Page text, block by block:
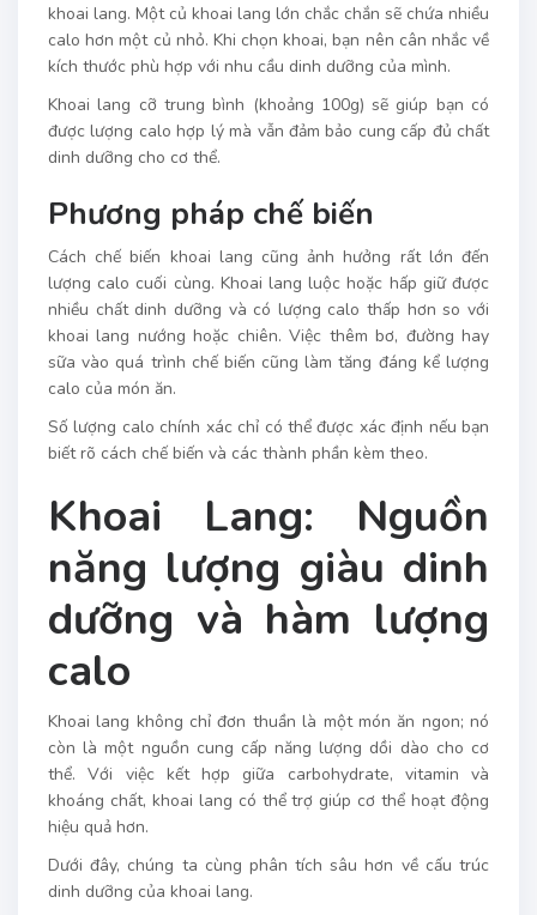
khoai lang. Một củ khoai lang lớn chắc chắn sẽ chứa nhiều
calo hơn một củ nhỏ. Khi chọn khoai, bạn nên cân nhắc về
kích thước phù hợp với nhu cầu dinh dưỡng của mình.
Khoai lang cỡ trung bình (khoảng 100g) sẽ giúp bạn có
được lượng calo hợp lý mà vẫn đảm bảo cung cấp đủ chất
dinh dưỡng cho cơ thể.
Phương pháp chế biến
Cách chế biến khoai lang cũng ảnh hưởng rất lớn đến
lượng calo cuối cùng. Khoai lang luộc hoặc hấp giữ được
nhiều chất dinh dưỡng và có lượng calo thấp hơn so với
khoai lang nướng hoặc chiên. Việc thêm bơ, đường hay
sữa vào quá trình chế biến cũng làm tăng đáng kể lượng
calo của món ăn.
Số lượng calo chính xác chỉ có thể được xác định nếu bạn
biết rõ cách chế biến và các thành phần kèm theo.
Khoai Lang: Nguồn
năng lượng giàu dinh
dưỡng và hàm lượng
calo
Khoai lang không chỉ đơn thuần là một món ăn ngon; nó
còn là một nguồn cung cấp năng lượng dồi dào cho cơ
thể. Với việc kết hợp giữa carbohydrate, vitamin và
khoáng chất, khoai lang có thể trợ giúp cơ thể hoạt động
hiệu quả hơn.
Dưới đây, chúng ta cùng phân tích sâu hơn về cấu trúc
dinh dưỡng của khoai lang.